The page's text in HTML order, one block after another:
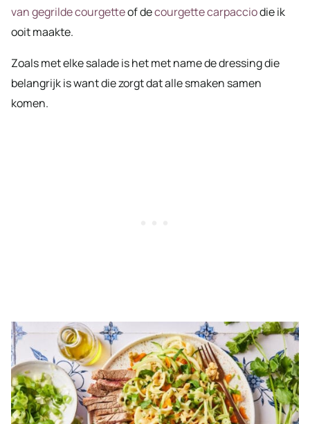
van gegrilde courgetteof decourgette carpacciodie ik
ooit maakte.
Zoals met elke salade is het met name de dressing die
belangrijk is want die zorgt dat alle smaken samen
komen.